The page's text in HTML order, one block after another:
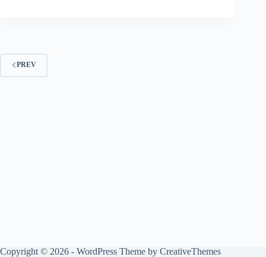
PREV
Copyright © 2026 - WordPress Theme by CreativeThemes